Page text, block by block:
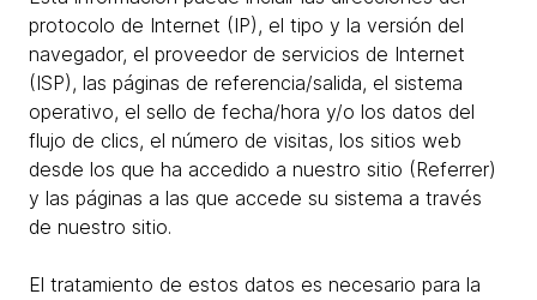
protocolo de Internet (IP), el tipo y la versión del
navegador, el proveedor de servicios de Internet
(ISP), las páginas de referencia/salida, el sistema
operativo, el sello de fecha/hora y/o los datos del
flujo de clics, el número de visitas, los sitios web
desde los que ha accedido a nuestro sitio (Referrer)
y las páginas a las que accede su sistema a través
de nuestro sitio.
El tratamiento de estos datos es necesario para la